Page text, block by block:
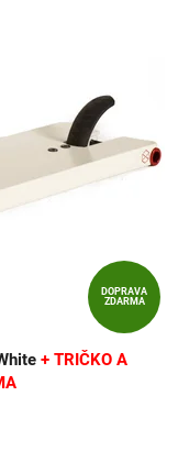
DOPRAVA
ZDARMA
+ TRIČKO A